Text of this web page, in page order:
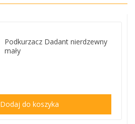
Podkurzacz Dadant nierdzewny
mały
Dodaj do koszyka